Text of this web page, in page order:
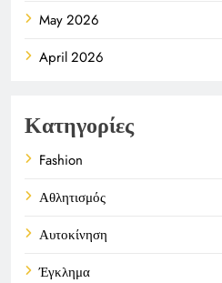
May 2026
April 2026
Κατηγορίες
Fashion
Αθλητισμός
Αυτοκίνηση
Έγκλημα